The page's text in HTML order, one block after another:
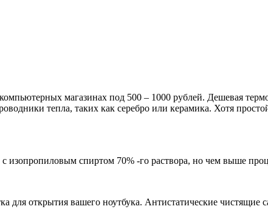
магазинах под 500 – 1000 рублей. Дешевая
тепла, таких как серебро или керамика. Хотя
изопропиловым спиртом 70% -го раствора, но чем выше
для открытия вашего ноутбука. Антистатические чистящие